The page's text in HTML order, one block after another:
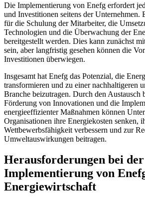
Die Implementierung von Enefg erfordert
und Investitionen seitens der Unternehmen.
für die Schulung der Mitarbeiter, die
Technologien und die Überwachung der
bereitgestellt werden. Dies kann zunächst
sein, aber langfristig gesehen können die
Investitionen überwiegen.
Insgesamt hat Enefg das Potenzial, die
transformieren und zu einer nachhaltigeren
Branche beizutragen. Durch den Austausch
Förderung von Innovationen und die
energieeffizienter Maßnahmen können
Organisationen ihre Energiekosten senken,
Wettbewerbsfähigkeit verbessern und zur
Umweltauswirkungen beitragen.
Herausforderungen bei der
Implementierung von
Energiewirtschaft